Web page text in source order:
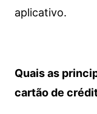
aplicativo.
Quais as
cartão de